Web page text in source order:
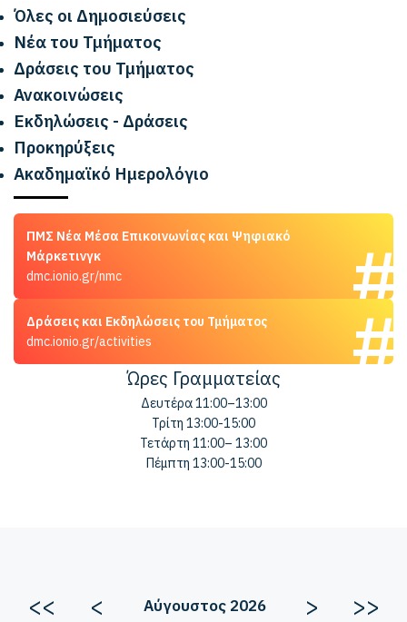
Όλες οι Δημοσιεύσεις
Νέα του Τμήματος
Δράσεις του Τμήματος
Ανακοινώσεις
Εκδηλώσεις - Δράσεις
Προκηρύξεις
Ακαδημαϊκό Ημερολόγιο
ΠΜΣ Νέα Μέσα Επικοινωνίας και Ψηφιακό
Μάρκετινγκ
dmc.ionio.gr/nmc
Δράσεις και Εκδηλώσεις του Τμήματος
dmc.ionio.gr/activities
Ώρες Γραμματείας
Δευτέρα 11:00–13:00
Τρίτη 13:00-15:00
Τετάρτη 11:00– 13:00
Πέμπτη 13:00-15:00
<< < Αύγουστος 2026 > >>